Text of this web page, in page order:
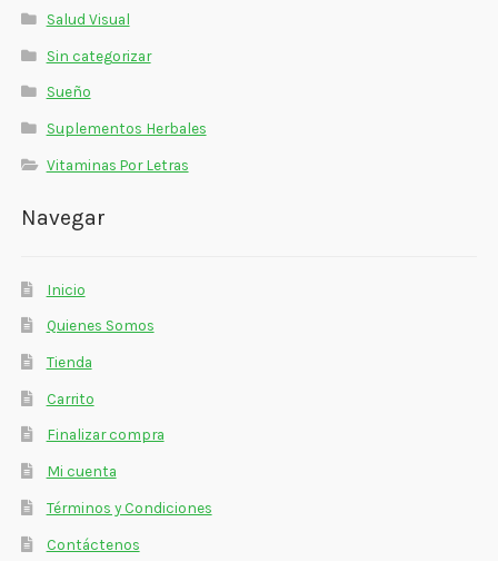
Salud Visual
Sin categorizar
Sueño
Suplementos Herbales
Vitaminas Por Letras
Navegar
Inicio
Quienes Somos
Tienda
Carrito
Finalizar compra
Mi cuenta
Términos y Condiciones
Contáctenos